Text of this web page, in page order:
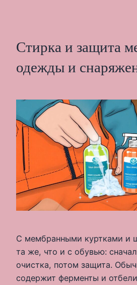
Стирка и защита
одежды и
С мембранными куртками и
та же, что и с обувью:
очистка, потом защита.
содержит ферменты и